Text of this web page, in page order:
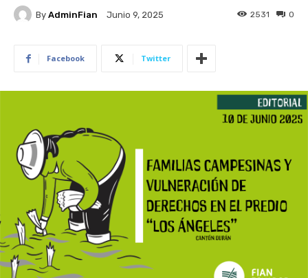
By AdminFian Junio 9, 2025 0
2531
Facebook Twitter